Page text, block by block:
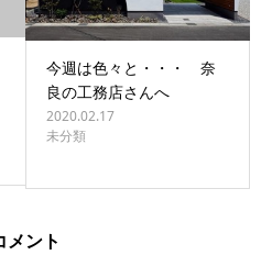
今週は色々と・・・ 奈
良の工務店さんへ
2020.02.17
未分類
メント